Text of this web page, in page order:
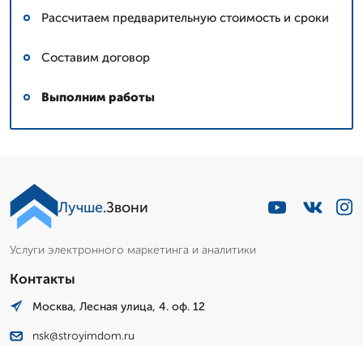
Рассчитаем предварительную стоимость и сроки
Составим договор
Выполним работы
Лучше.Звони
Услуги электронного маркетинга и аналитики
Контакты
Москва, Лесная улица, 4. оф. 12
nsk@stroyimdom.ru